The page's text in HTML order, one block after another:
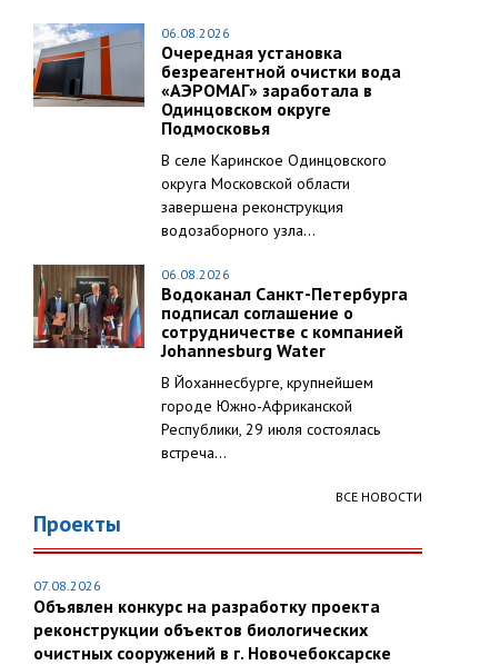
06.08.2026
Очередная установка
безреагентной очистки вода
«АЭРОМАГ» заработала в
Одинцовском округе
Подмосковья
В селе Каринское Одинцовского
округа Московской области
завершена реконструкция
водозаборного узла...
06.08.2026
Водоканал Санкт-Петербурга
подписал соглашение о
сотрудничестве с компанией
Johannesburg Water
В Йоханнесбурге, крупнейшем
городе Южно-Африканской
Республики, 29 июля состоялась
встреча...
ВСЕ НОВОСТИ
Проекты
07.08.2026
Объявлен конкурс на разработку проекта
реконструкции объектов биологических
очистных сооружений в г. Новочебоксарске